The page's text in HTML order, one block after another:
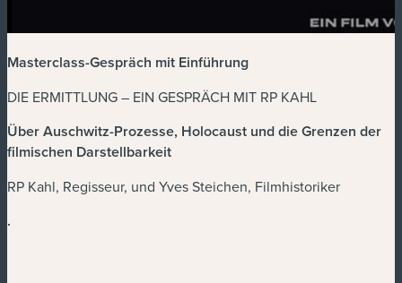
Masterclass-Gespräch mit Einführung
DIE ERMITTLUNG – EIN GESPRÄCH MIT RP KAHL
Über Auschwitz-Prozesse, Holocaust und die Grenzen der
filmischen Darstellbarkeit
RP Kahl, Regisseur, und Yves Steichen, Filmhistoriker
.